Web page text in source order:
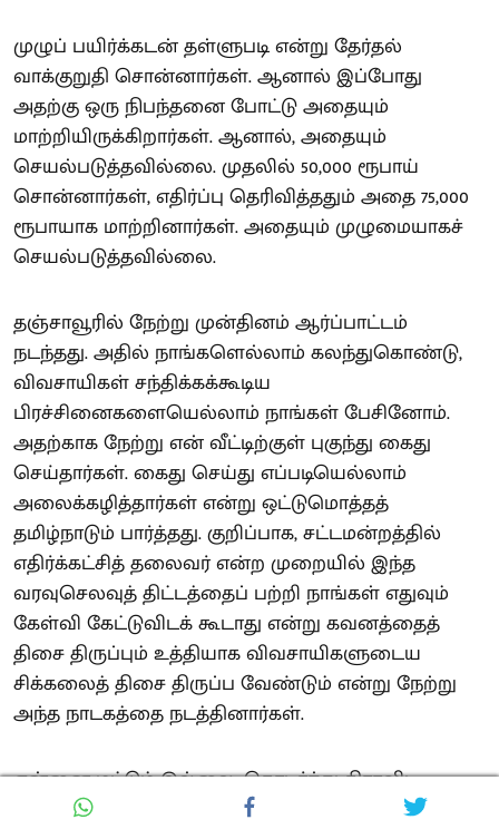
முழுப் பயிர்க்கடன் தள்ளுபடி என்று தேர்தல்
வாக்குறுதி சொன்னார்கள். ஆனால் இப்போது
அதற்கு ஒரு நிபந்தனை போட்டு அதையும்
மாற்றியிருக்கிறார்கள். ஆனால், அதையும்
செயல்படுத்தவில்லை. முதலில் 50,000 ரூபாய்
சொன்னார்கள், எதிர்ப்பு தெரிவித்ததும் அதை 75,000
ரூபாயாக மாற்றினார்கள். அதையும் முழுமையாகச்
செயல்படுத்தவில்லை.
தஞ்சாவூரில் நேற்று முன்தினம் ஆர்ப்பாட்டம்
நடந்தது. அதில் நாங்களெல்லாம் கலந்துகொண்டு,
விவசாயிகள் சந்திக்கக்கூடிய
பிரச்சினைகளையெல்லாம் நாங்கள் பேசினோம்.
அதற்காக நேற்று என் வீட்டிற்குள் புகுந்து கைது
செய்தார்கள். கைது செய்து எப்படியெல்லாம்
அலைக்கழித்தார்கள் என்று ஒட்டுமொத்தத்
தமிழ்நாடும் பார்த்தது. குறிப்பாக, சட்டமன்றத்தில்
எதிர்க்கட்சித் தலைவர் என்ற முறையில் இந்த
வரவுசெலவுத் திட்டத்தைப் பற்றி நாங்கள் எதுவும்
கேள்வி கேட்டுவிடக் கூடாது என்று கவனத்தைத்
திசை திருப்பும் உத்தியாக விவசாயிகளுடைய
சிக்கலைத் திசை திருப்ப வேண்டும் என்று நேற்று
அந்த நாடகத்தை நடத்தினார்கள்.
என்னை மட்டும் இல்லை, தொடர்ந்து திராவிட
முன்னேற்றக் கழகத்தின் சட்டமன்ற உறுப்பினர்கள்